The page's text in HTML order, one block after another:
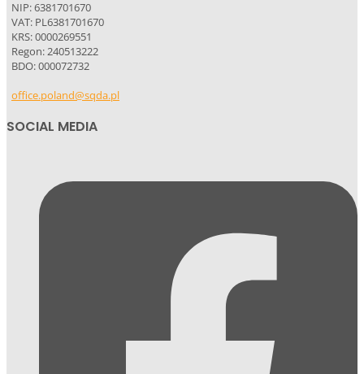
NIP: 6381701670
VAT: PL6381701670
KRS: 0000269551
Regon: 240513222
BDO: 000072732
office.poland@sqda.pl
SOCIAL MEDIA